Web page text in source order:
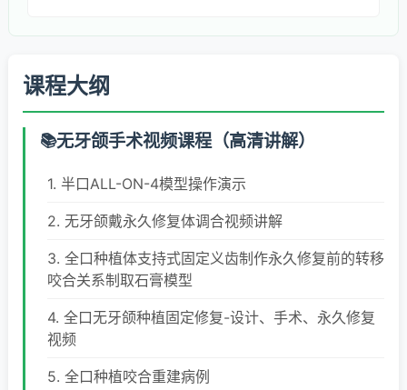
课程大纲
无牙颌手术视频课程（高清讲解）
1. 半口ALL-ON-4模型操作演示
2. 无牙颌戴永久修复体调合视频讲解
3. 全口种植体支持式固定义齿制作永久修复前的转移
咬合关系制取石膏模型
4. 全口无牙颌种植固定修复-设计、手术、永久修复
视频
5. 全口种植咬合重建病例